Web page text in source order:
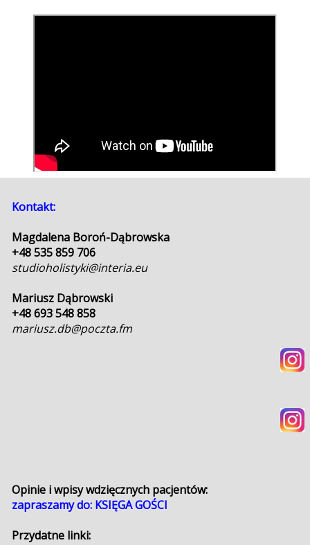
Kontakt:
Magdalena Boroń-Dąbrowska
+48 535 859 706
studioholistyki@interia.eu
Mariusz Dąbrowski
+48 693 548 858
mariusz.db@poczta.fm
Opinie i wpisy wdzięcznych pacjentów:
zapraszamy do: KSIĘGA GOŚCI
Przydatne linki: